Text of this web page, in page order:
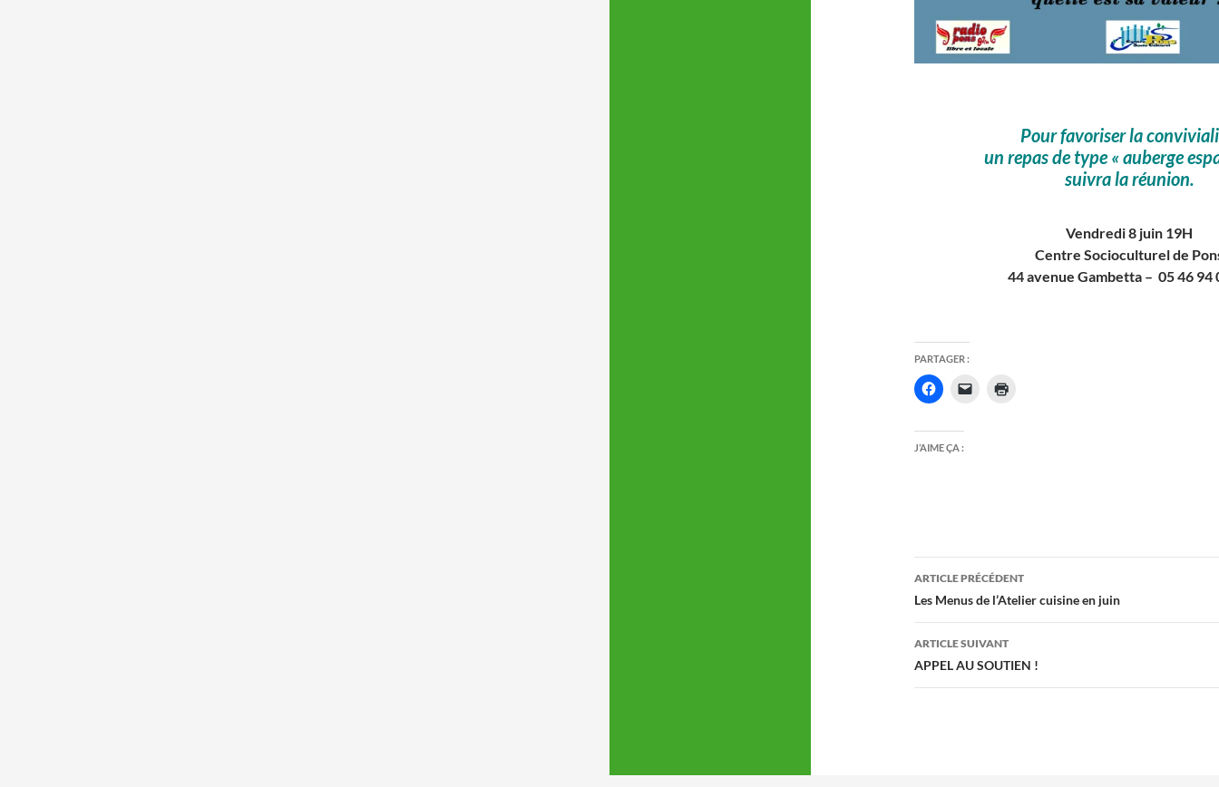
Pour favoriser la
un repas de type « auberge
suivra la réunion.
Vendredi 8 juin 19H
Centre Socioculturel de
44 avenue Gambetta – 05 46 94
PARTAGER :
J’AIME ÇA :
Navigation
des
articles
ARTICLE PRÉCÉDENT
Les Menus de l’Atelier cuisine en juin
ARTICLE SUIVANT
APPEL AU SOUTIEN !